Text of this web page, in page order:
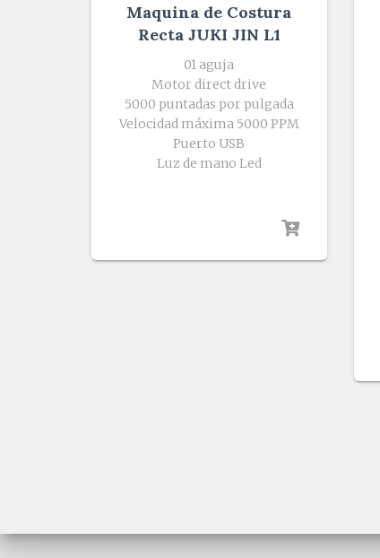
Maquina de Costura
Recta JUKI JIN L1
01 aguja
Motor direct drive
5000 puntadas por pulgada
Velocidad máxima 5000 PPM
Puerto USB
Luz de mano Led